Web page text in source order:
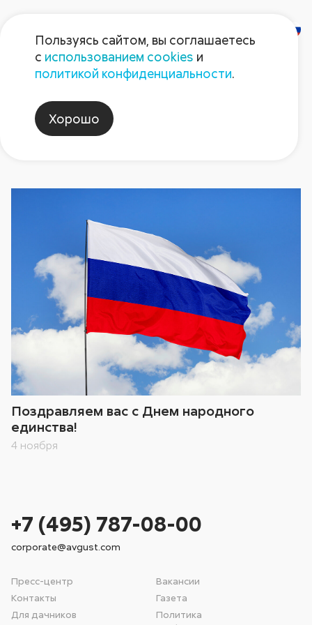
Новости
деньнезависимостироссии
Поздравляем вас с Днем народного
единства!
4 ноября
Пресс-центр
Вакансии
Контакты
Газета
Для дачников
Политика
+7 (495) 787-08-00
corporate@avgust.com
Пользуясь сайтом, вы соглашаетесь
с использованием cookies и
политикой конфиденциальности.
Хорошо